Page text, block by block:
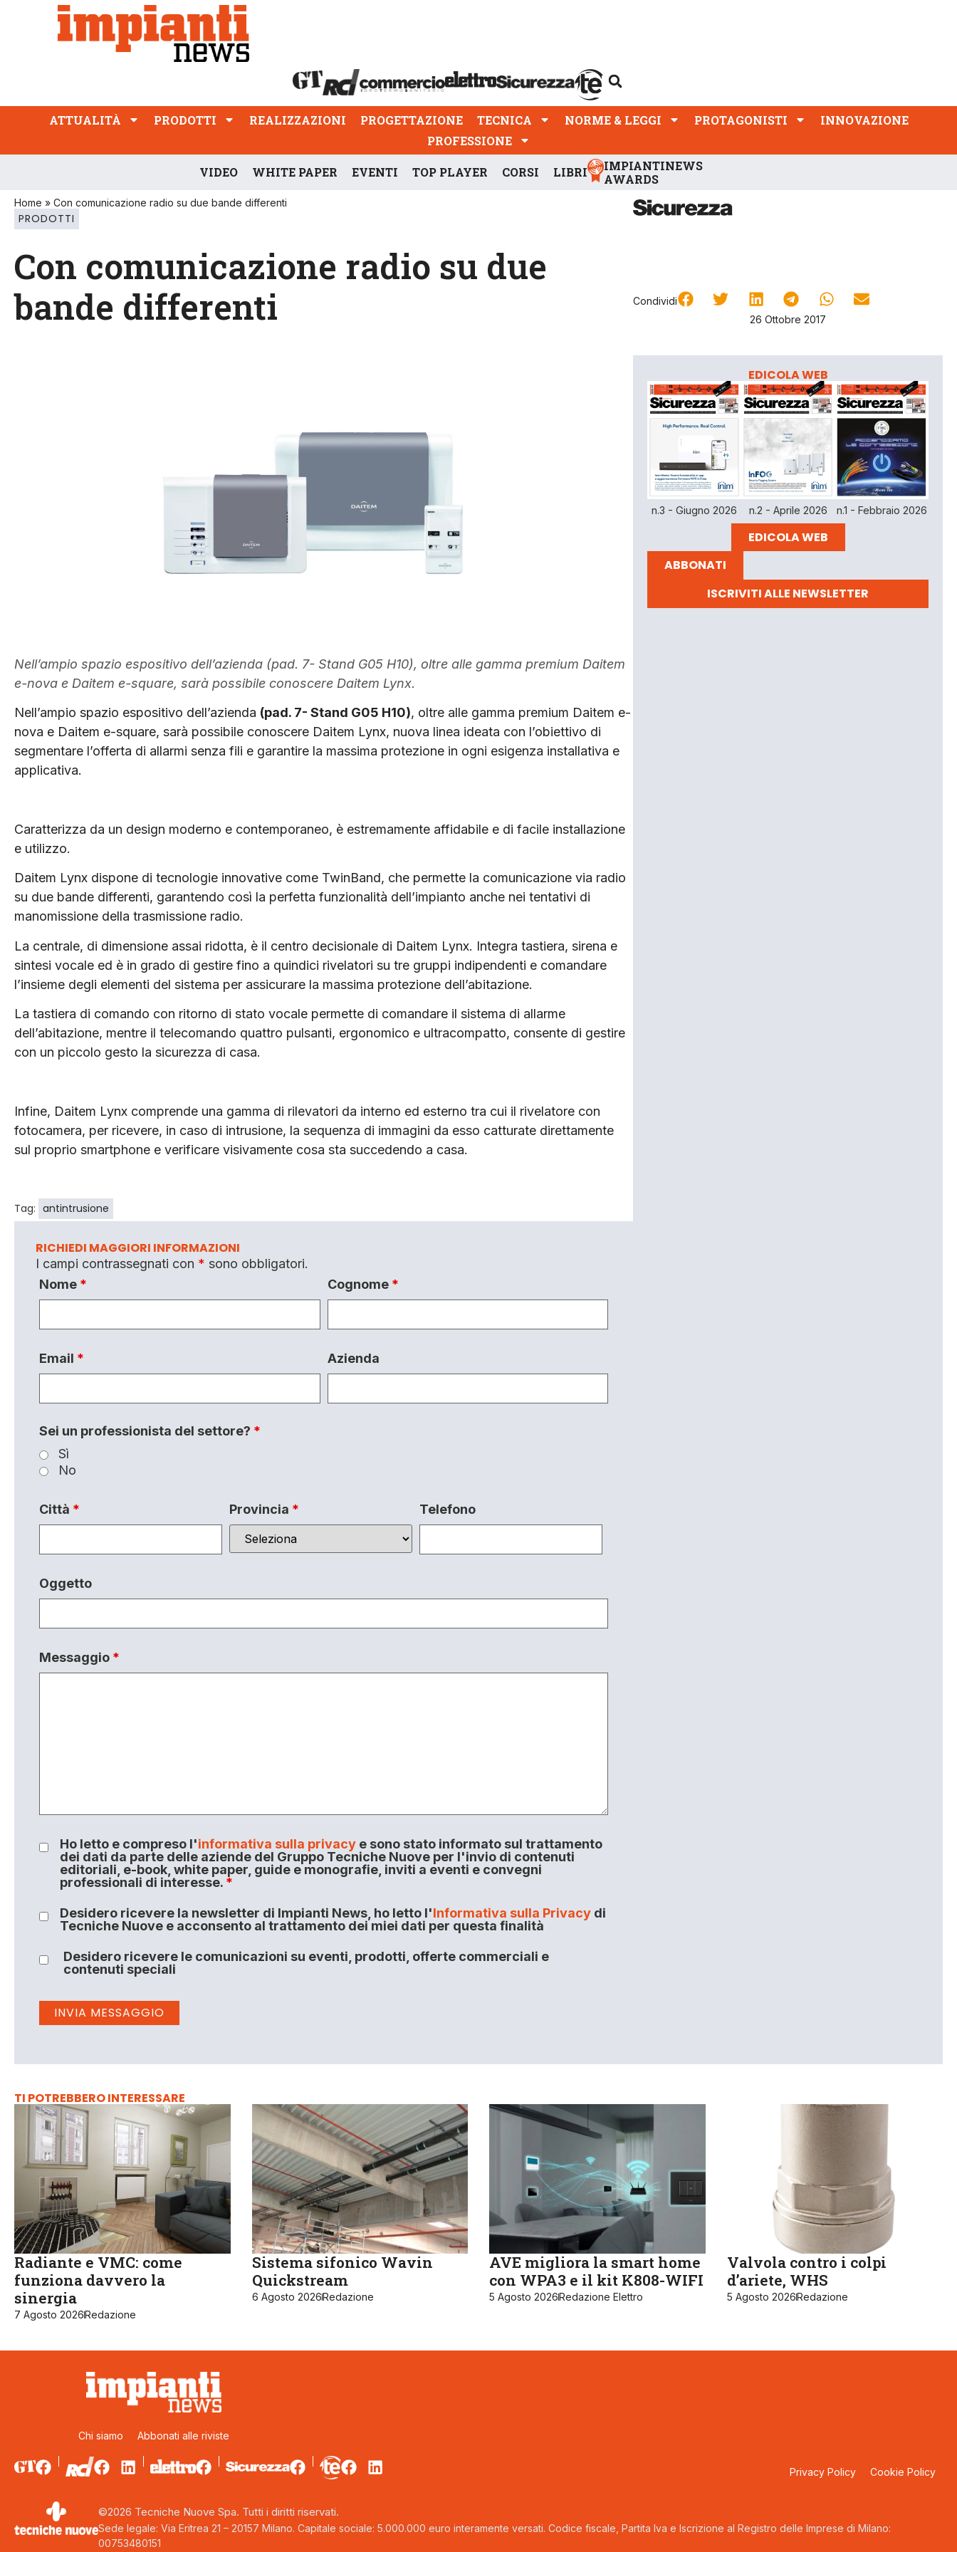
ATTUALITÀ PRODOTTI REALIZZAZIONI
PROFESSIONE
ATTUALITÀ PRODOTTI REALIZZAZIONI PROGETTAZIONE TECNICA NORME & LEGGI PROTAGONISTI
INNOVAZIONE
PROFESSIONE
VIDEO WHITE PAPER EVENTI TOP PLAYER CORSI LIBRI
IMPIANTINEWS
AWARDS
Home » Con comunicazione radio su due bande differenti
PRODOTTI
Con comunicazione radio su due
bande differenti
Condividi
26 Ottobre 2017
Nell’ampio spazio espositivo dell’azienda (pad. 7- Stand G05 H10), oltre alle gamma premium Daitem
e-nova e Daitem e-square, sarà possibile conoscere Daitem Lynx.
Nell’ampio spazio espositivo dell’azienda (pad. 7- Stand G05 H10), oltre alle gamma premium Daitem e-
nova e Daitem e-square, sarà possibile conoscere Daitem Lynx, nuova linea ideata con l’obiettivo di
segmentare l’offerta di allarmi senza fili e garantire la massima protezione in ogni esigenza installativa e
applicativa.
Caratterizza da un design moderno e contemporaneo, è estremamente affidabile e di facile installazione
e utilizzo.
Daitem Lynx dispone di tecnologie innovative come TwinBand, che permette la comunicazione via radio
su due bande differenti, garantendo così la perfetta funzionalità dell’impianto anche nei tentativi di
manomissione della trasmissione radio.
La centrale, di dimensione assai ridotta, è il centro decisionale di Daitem Lynx. Integra tastiera, sirena e
sintesi vocale ed è in grado di gestire fino a quindici rivelatori su tre gruppi indipendenti e comandare
l’insieme degli elementi del sistema per assicurare la massima protezione dell’abitazione.
La tastiera di comando con ritorno di stato vocale permette di comandare il sistema di allarme
dell’abitazione, mentre il telecomando quattro pulsanti, ergonomico e ultracompatto, consente di gestire
con un piccolo gesto la sicurezza di casa.
Infine, Daitem Lynx comprende una gamma di rilevatori da interno ed esterno tra cui il rivelatore con
fotocamera, per ricevere, in caso di intrusione, la sequenza di immagini da esso catturate direttamente
sul proprio smartphone e verificare visivamente cosa sta succedendo a casa.
Tag: antintrusione
RICHIEDI MAGGIORI INFORMAZIONI
I campi contrassegnati con * sono obbligatori.
Nome * Cognome *
Email * Azienda
Sei un professionista del settore? *
Sì
No
Città * Provincia * Telefono
Oggetto
Messaggio *
Ho letto e compreso l'informativa sulla privacye sono stato informato sul trattamento
dei dati da parte delle aziende del Gruppo Tecniche Nuove per l'invio di contenuti
editoriali, e-book, white paper, guide e monografie, inviti a eventi e convegni
professionali di interesse. *
Desidero ricevere la newsletter di Impianti News, ho letto l'Informativa sulla Privacydi
Tecniche Nuove e acconsento al trattamento dei miei dati per questa finalità
Desidero ricevere le comunicazioni su eventi, prodotti, offerte commerciali e
contenuti speciali
EDICOLA WEB
n.3 - Giugno 2026 n.2 - Aprile 2026 n.1 - Febbraio 2026
EDICOLA WEB
ABBONATI
ISCRIVITI ALLE NEWSLETTER
TI POTREBBERO INTERESSARE
Radiante e VMC: come
funziona davvero la
sinergia
7 Agosto 2026 Redazione
Sistema sifonico Wavin
Quickstream
6 Agosto 2026Redazione
AVE migliora la smart home
con WPA3 e il kit K808-WIFI
5 Agosto 2026 Redazione Elettro
Valvola contro i colpi
d’ariete, WHS
5 Agosto 2026Redazione
Chi siamo Abbonati alle riviste
Privacy Policy Cookie Policy
©2026 Tecniche Nuove Spa. Tutti i diritti riservati.
Sede legale: Via Eritrea 21 – 20157 Milano. Capitale sociale: 5.000.000 euro interamente versati. Codice fiscale, Partita Iva e Iscrizione al Registro delle Imprese di Milano:
00753480151